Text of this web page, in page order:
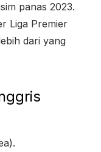
panas 2023.
Liga Premier
dari yang